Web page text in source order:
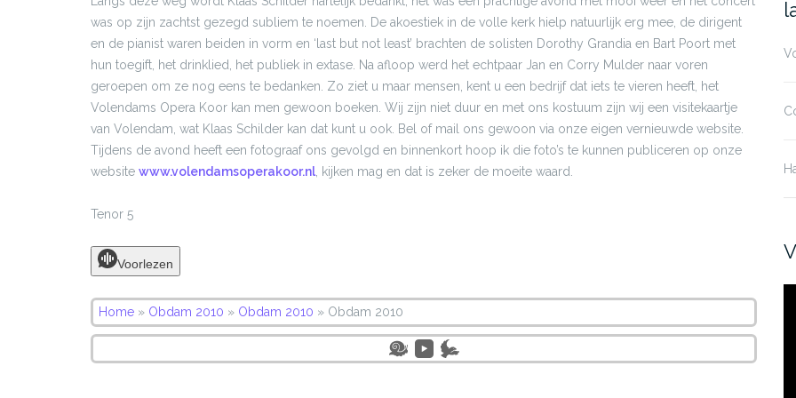
was op zijn zachtst gezegd subliem te noemen. De akoestiek in de volle kerk hielp natuurlijk erg mee, de dirigent
en de pianist waren beiden in vorm en ‘last but not least’ brachten de solisten Dorothy Grandia en Bart Poort met
hun toegift, het drinklied, het publiek in extase. Na afloop werd het echtpaar Jan en Corry Mulder naar voren
geroepen om ze nog eens te bedanken. Zo ziet u maar mensen, kent u een bedrijf dat iets te vieren heeft, het
Volendams Opera Koor kan men gewoon boeken. Wij zijn niet duur en met ons kostuum zijn wij een visitekaartje
van Volendam, wat Klaas Schilder kan dat kunt u ook. Bel of mail ons gewoon via onze eigen vernieuwde website.
Tijdens de avond heeft een fotograaf ons gevolgd en binnenkort hoop ik die foto’s te kunnen publiceren op onze
website www.volendamsoperakoor.nl, kijken mag en dat is zeker de moeite waard.
Tenor 5
Voorlezen
Home » Obdam 2010 » Obdam 2010 » Obdam 2010